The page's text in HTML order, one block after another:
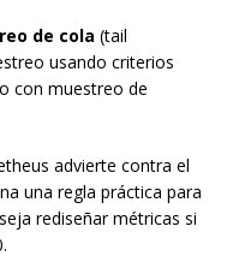
de cola (tail
usando criterios
con muestreo de
advierte contra el
una regla práctica para
rediseñar métricas si